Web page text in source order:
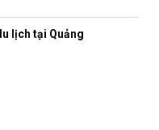
lịch tại Quảng